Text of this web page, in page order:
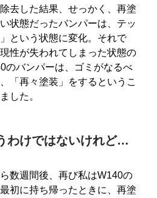
去した結果、せっかく、再塗
状態だったバンパーは、テッ
という状態に変化。それで
性が失われてしまった状態の
のバンパーは、ゴミがなるべ
「再々塗装」をするというこ
した。
わけではないけれど…
数週間後、再び私はW140の
初に持ち帰ったときに、再塗